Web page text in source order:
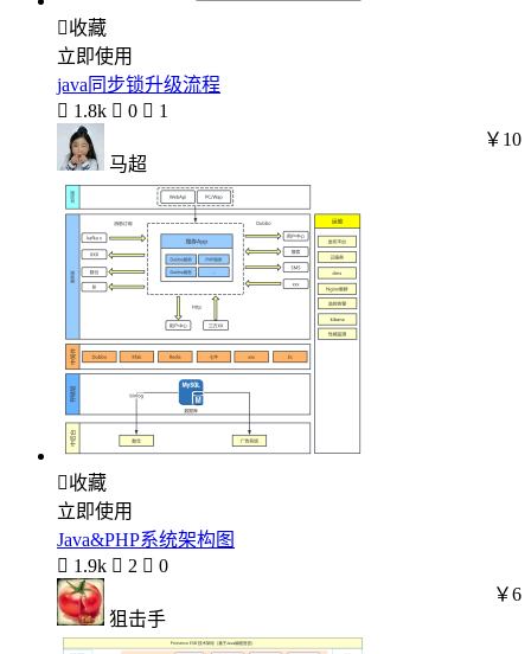
收藏
立即使用
java同步锁升级流程
 1.8k  0  1
马超
￥10
收藏
立即使用
Java&PHP系统架构图
 1.9k  2  0
狙击手
￥6